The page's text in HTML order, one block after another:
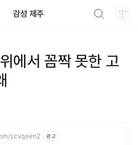
감성 제주
에서 꼼짝 못한 고
scvqeen2 광고